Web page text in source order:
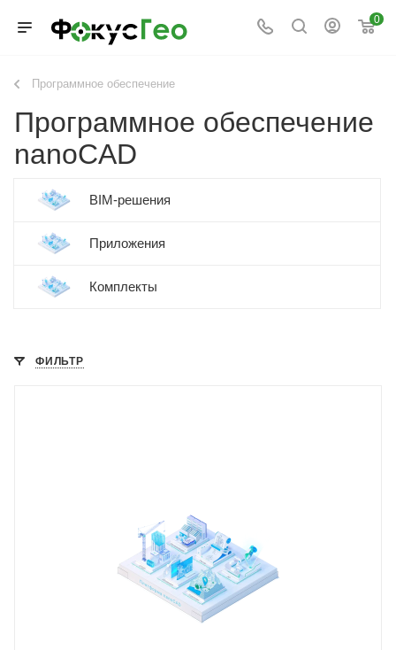
0
Программное обеспечение
Программное обеспечение
nanoCAD
BIM-решения
Приложения
Комплекты
ФИЛЬТР